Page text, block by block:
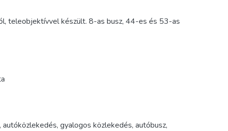
teleobjektívvel készült. 8-as busz, 44-es és 53-as
, autóközlekedés, gyalogos közlekedés, autóbusz,